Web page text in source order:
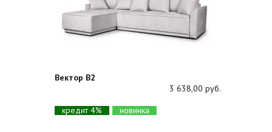
Вектор В2
3 638,00 руб.
кредит 4%
новинка